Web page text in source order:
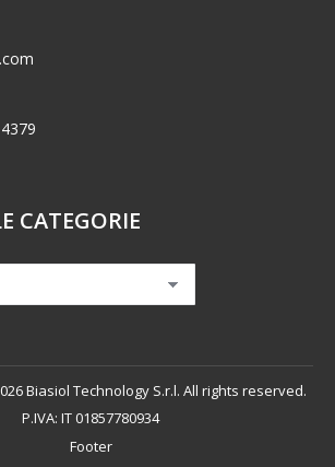
CATEGORIE
Biasiol Technology S.r.l. All rights reserved.
P.IVA: IT 01857780934
Footer